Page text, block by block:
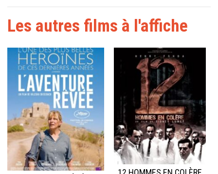
Les autres films à l'affiche